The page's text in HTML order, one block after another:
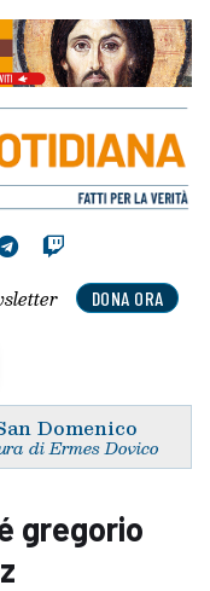
DONA ORA
Domenico
di Ermes Dovico
gregorio